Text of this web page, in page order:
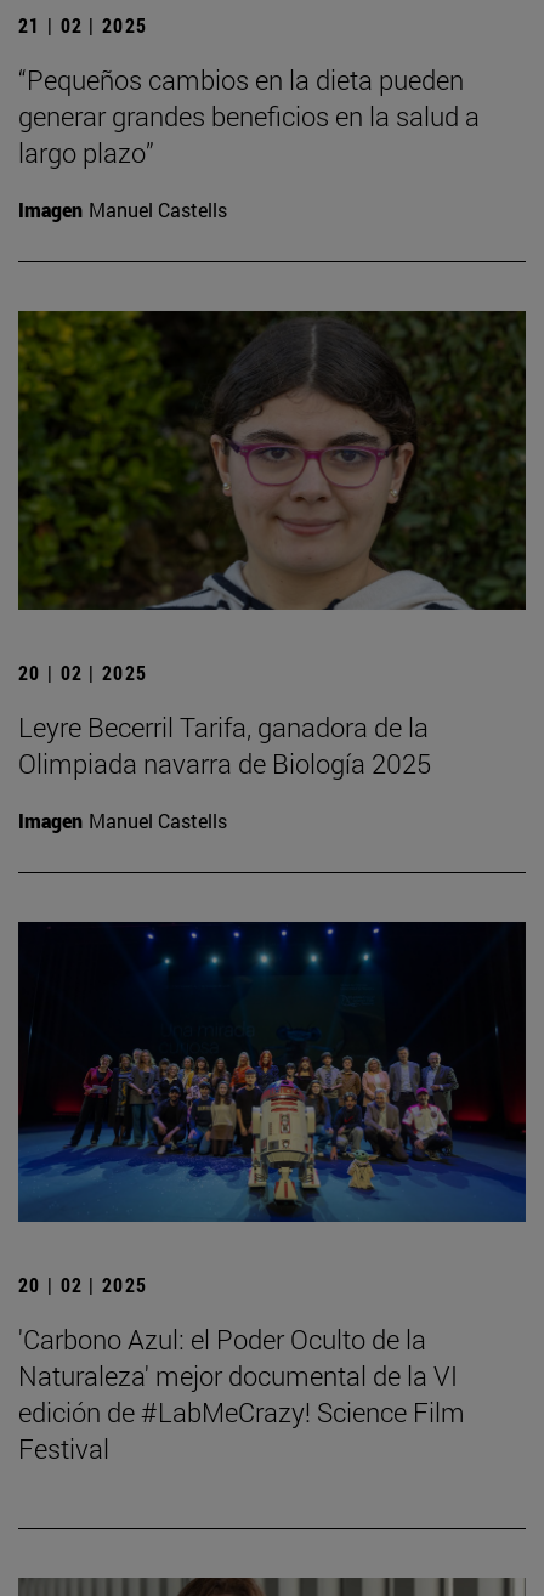
21 | 02 | 2025
“Pequeños cambios en la dieta pueden
generar grandes beneficios en la salud a
largo plazo”
Imagen Manuel Castells
20 | 02 | 2025
Leyre Becerril Tarifa, ganadora de la
Olimpiada navarra de Biología 2025
Imagen Manuel Castells
20 | 02 | 2025
'Carbono Azul: el Poder Oculto de la
Naturaleza' mejor documental de la VI
edición de #LabMeCrazy! Science Film
Festival